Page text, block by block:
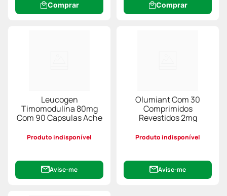
Comprar Comprar
Leucogen
Timomodulina 80mg
Com 90 Capsulas Ache
Produto indisponível
Avise-me
Olumiant Com 30
Comprimidos
Revestidos 2mg
Produto indisponível
Avise-me